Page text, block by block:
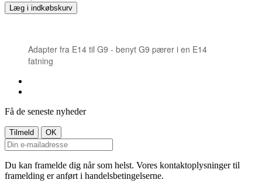
Læg i indkøbskurv
Adapter fra E14 til G9 - benyt G9 pærer i en E14
fatning
Få de seneste nyheder
Du kan framelde dig når som helst. Vores kontaktoplysninger til
framelding er anført i handelsbetingelserne.